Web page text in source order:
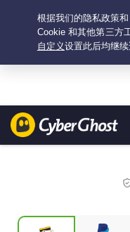
Your choice:The Best